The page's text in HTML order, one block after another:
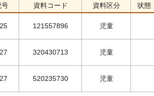
号 資料コード 資料区分 状態
121557896 児童
320430713 児童
520235730 児童